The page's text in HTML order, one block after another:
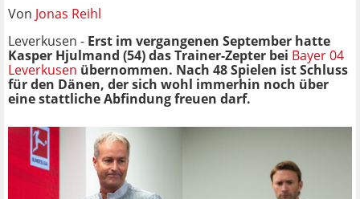
Von Jonas Reihl
Leverkusen - Erst im vergangenen September hatte
Kasper Hjulmand (54) das Trainer-Zepter bei Bayer 04
Leverkusen übernommen. Nach 48 Spielen ist Schluss
für den Dänen, der sich wohl immerhin noch über
eine stattliche Abfindung freuen darf.